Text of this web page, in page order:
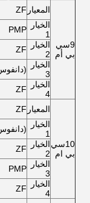
9سي
بي أم
المعيار ZF
الخيار
1
PMP
الخيار
2
ZF
الخيار
3
الخيار
4
ZF
10سي
بي ام
المعيار ZF
الخيار
1
الخيار
2
ZF
الخيار
3
PMP
الخيار
4
ZF